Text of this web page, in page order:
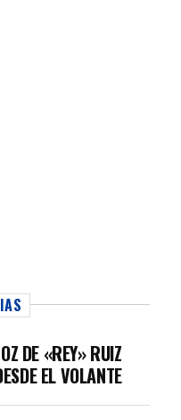
DE «REY» RUIZ
EL VOLANTE